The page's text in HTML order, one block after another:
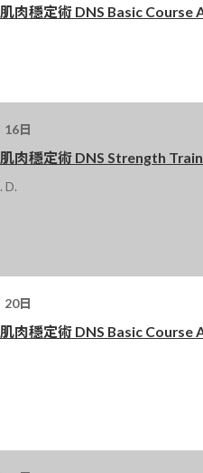
肉穩定術 DNS Basic Course
16日
肉穩定術 DNS Strength
D.
20日
肉穩定術 DNS Basic Course